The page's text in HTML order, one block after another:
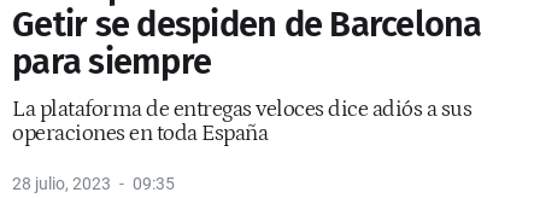
Getir se despiden de Barcelona
para siempre
La plataforma de entregas veloces dice adiós a sus
operaciones en toda España
28 julio, 2023 09:35